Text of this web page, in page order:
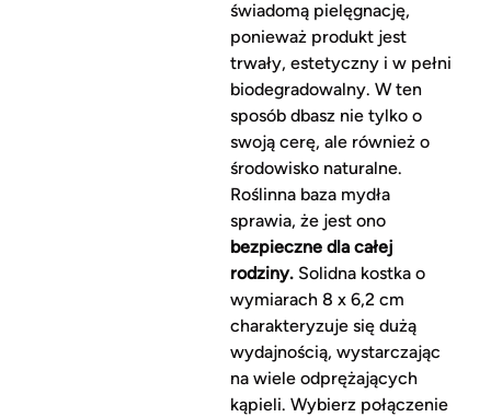
świadomą pielęgnację,
ponieważ produkt jest
trwały, estetyczny i w pełni
biodegradowalny. W ten
sposób dbasz nie tylko o
swoją cerę, ale również o
środowisko naturalne.
Roślinna baza mydła
sprawia, że jest ono
bezpieczne dla całej
rodziny. Solidna kostka o
wymiarach 8 x 6,2 cm
charakteryzuje się dużą
wydajnością, wystarczając
na wiele odprężających
kąpieli. Wybierz połączenie